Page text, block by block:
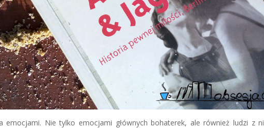
emocjami. Nie tylko emocjami głównych bohaterek, ale również ludzi z